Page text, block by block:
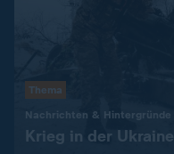
Thema
Nachrichten & Hintergründe
Krieg in der Ukraine